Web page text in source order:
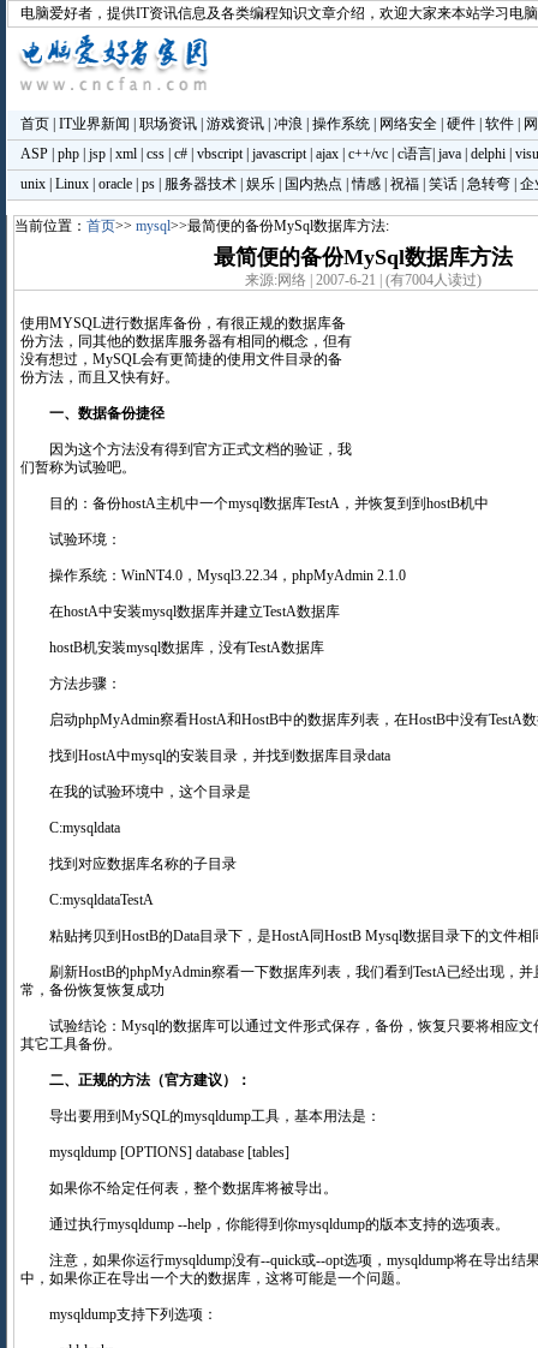
电脑爱好者 ，提供IT资讯信息及各类编程知识文章介绍，欢迎大家来本站学习电
首页| IT业界新闻 职场资讯| 游戏资讯| 冲浪 操作系统| 网络安全| 硬件| 软件|
ASP| php| jsp| xml| css| c#| vbscript| javascript| ajax| c++/vc| c语言| java| delphi|
unix| Linux| oracle| ps| 服务器技术| 娱乐| 国内热点 |情感| 祝福| 笑话| 急转弯| 企
当前位置： 首页>> mysql>>最简便的备份MySql数据库方法:
最简便的备份MySql数据库方法
来源:网络 | 2007-6-21 | (有7004人读过)
使用MYSQL进行数据库备份，有很正规的数据库备
份方法，同其他的数据库服务器有相同的概念，但有
没有想过，MySQL会有更简捷的使用文件目录的备
份方法，而且又快有好。
一、数据备份捷径
因为这个方法没有得到官方正式文档的验证，我
们暂称为试验吧。
目的：备份hostA主机中一个mysql数据库TestA，并恢复到到hostB机中
试验环境：
操作系统：WinNT4.0，Mysql3.22.34，phpMyAdmin 2.1.0
在hostA中安装mysql数据库并建立TestA数据库
hostB机安装mysql数据库，没有TestA数据库
方法步骤：
启动phpMyAdmin察看HostA和HostB中的数据库列表，在HostB中没有
找到HostA中mysql的安装目录，并找到数据库目录data
在我的试验环境中，这个目录是
C:mysqldata
找到对应数据库名称的子目录
C:mysqldataTestA
粘贴拷贝到HostB的Data目录下，是HostA同HostB Mysql数据目录下的
刷新HostB的phpMyAdmin察看一下数据库列表，我们看到TestA已经出现，并
常，备份恢复恢复成功
试验结论：Mysql的数据库可以通过文件形式保存，备份，恢复只要将相应文
其它工具备份。
二、正规的方法（官方建议）：
导出要用到MySQL的mysqldump工具，基本用法是：
mysqldump [OPTIONS] database [tables]
如果你不给定任何表，整个数据库将被导出。
通过执行mysqldump --help，你能得到你mysqldump的版本支持的选项表
注意，如果你运行mysqldump没有--quick或--opt选项，mysqldump将在导出结
中，如果你正在导出一个大的数据库，这将可能是一个问题。
mysqldump支持下列选项：